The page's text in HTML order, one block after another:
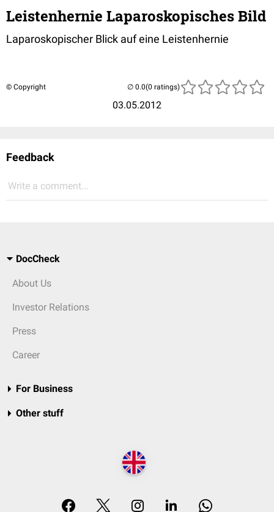
Leistenhernie Laparoskopisches Bild
Laparoskopischer Blick auf eine Leistenhernie
© Copyright
03.05.2012
(0 ratings)
Feedback
Write a comment...
DocCheck
About Us
Investor Relations
Press
Career
For Business
Other stuff